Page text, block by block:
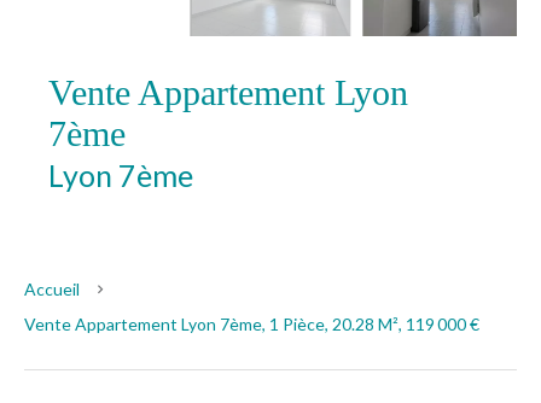
Vente Appartement Lyon
7ème
Lyon 7ème
Accueil
Vente Appartement Lyon 7ème, 1 Pièce, 20.28 M², 119 000 €